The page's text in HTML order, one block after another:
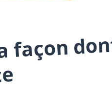
façon